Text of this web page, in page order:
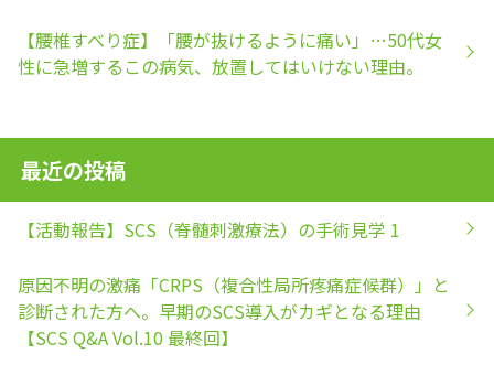
【腰椎すべり症】「腰が抜けるように痛い」…50代女
性に急増するこの病気、放置してはいけない理由。
最近の投稿
【活動報告】SCS（脊髄刺激療法）の手術見学 1
原因不明の激痛「CRPS（複合性局所疼痛症候群）」と
診断された方へ。早期のSCS導入がカギとなる理由
【SCS Q&A Vol.10 最終回】